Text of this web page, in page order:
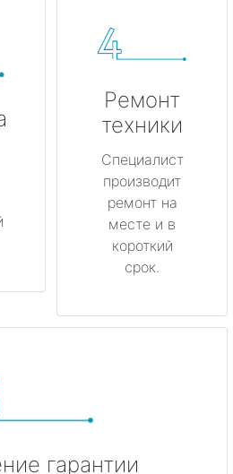
Ремонт
техники
Специалист
производит
ремонт на
месте и в
короткий
срок.
гарантии